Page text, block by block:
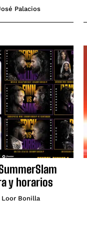
Palacios
y horarios
Bonilla